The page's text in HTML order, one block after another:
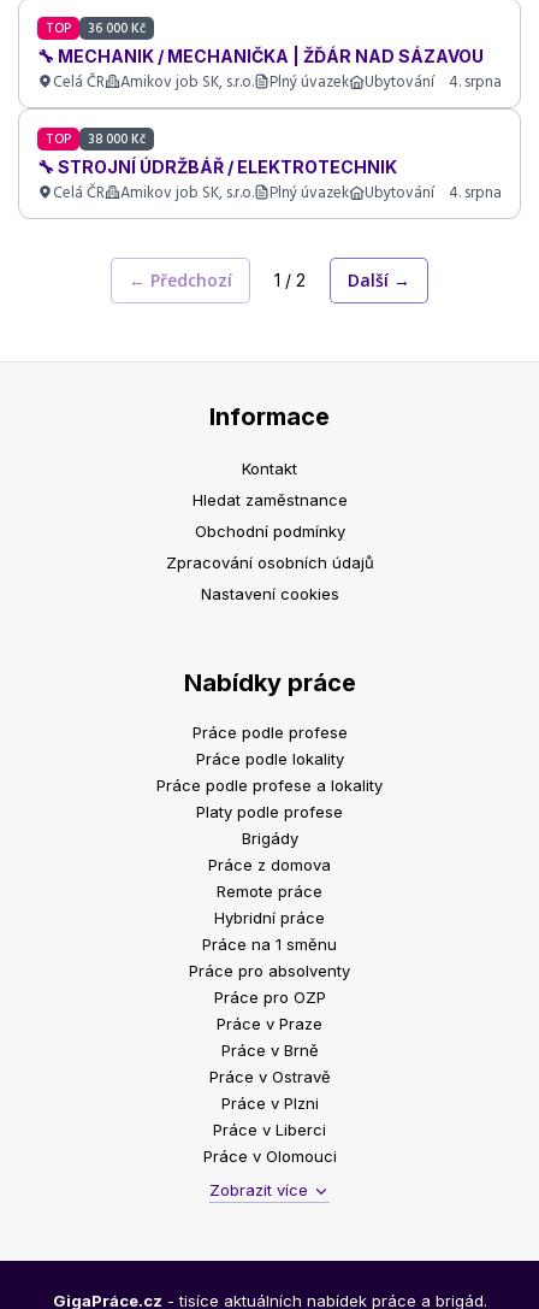
TOP 36 000 Kč
🔧 MECHANIK / MECHANIČKA | ŽĎÁR NAD SÁZAVOU
Celá ČR Amikov job SK, s.r.o. Plný úvazek Ubytování 4. srpna
TOP 38 000 Kč
🔧 STROJNÍ ÚDRŽBÁŘ / ELEKTROTECHNIK
Celá ČR Amikov job SK, s.r.o. Plný úvazek Ubytování 4. srpna
← Předchozí 1 / 2 Další →
Informace
Kontakt
Hledat zaměstnance
Obchodní podmínky
Zpracování osobních údajů
Nastavení cookies
Nabídky práce
Práce podle profese
Práce podle lokality
Práce podle profese a lokality
Platy podle profese
Brigády
Práce z domova
Remote práce
Hybridní práce
Práce na 1 směnu
Práce pro absolventy
Práce pro OZP
Práce v Praze
Práce v Brně
Práce v Ostravě
Práce v Plzni
Práce v Liberci
Práce v Olomouci
Zobrazit více
GigaPráce.cz - tisíce aktuálních nabídek práce a brigád.